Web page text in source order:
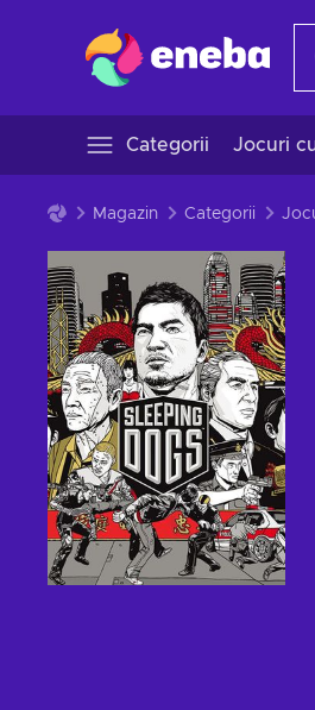
Categorii Jocuri
Magazin Categorii